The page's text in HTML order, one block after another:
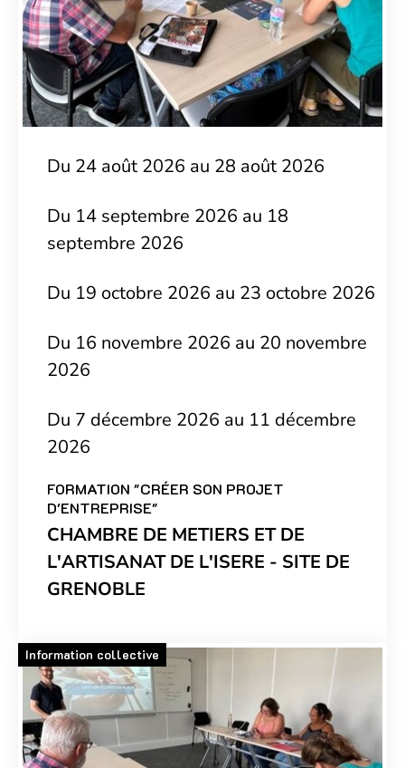
FORMATION "CRÉER SON PROJET
D'ENTREPRISE"
Du 24 août 2026 au 28 août 2026
Du 14 septembre 2026 au 18
septembre 2026
Du 19 octobre 2026 au 23 octobre 2026
Du 16 novembre 2026 au 20 novembre
2026
Du 7 décembre 2026 au 11 décembre
2026
CHAMBRE DE METIERS ET DE
L'ARTISANAT DE L'ISERE - SITE DE
GRENOBLE
Information collective